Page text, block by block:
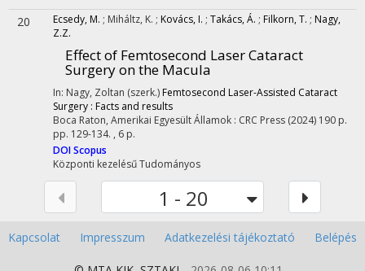
20 Ecsedy, M. ; Miháltz, K. ; Kovács, I. ; Takács, Á. ; Filkorn, T. ; Nagy,
Z.Z.
Effect of Femtosecond Laser Cataract
Surgery on the Macula
In: Nagy, Zoltan (szerk.) Femtosecond Laser-Assisted Cataract
Surgery : Facts and results
Boca Raton, Amerikai Egyesült Államok : CRC Press (2024) 190 p.
pp. 129-134. , 6 p.
DOIScopus
Központi kezelésűTudományos
1 - 20
Kapcsolat Impresszum Adatkezelési tájékoztató Belépés